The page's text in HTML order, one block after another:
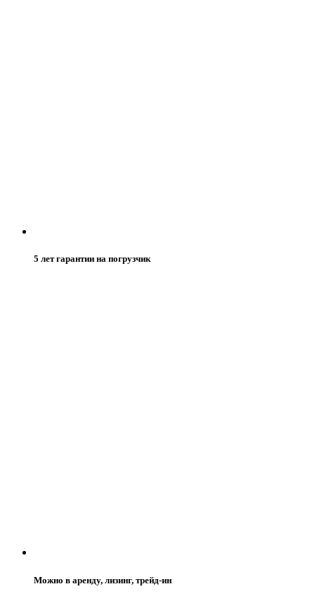
5 лет гарантии на погрузчик
Можно в аренду, лизинг, трейд-ин